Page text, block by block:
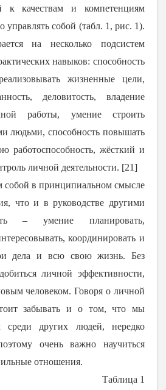
к качествам и компетенциям
управлять собой (табл. 1, рис. 1).
на несколько подсистем
навыков: способность
жизненные цели,
деловитость, владение
работы, умение строить
людьми, способность повышать
работоспособность, жёсткий и
личной деятельности. [21]
собой в принципиальном смысле
что и в руководстве другими
– умение планировать,
координировать и
дела и всю свою жизнь. Без
личной эффективности,
человеком. Говоря о личной
забывать и о том, что мы
других людей, нередко
очень важно научиться
отношения.
Таблица 1